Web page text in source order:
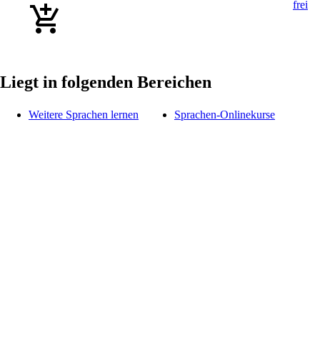
Liegt in folgenden Bereichen
Weitere Sprachen lernen Sprachen-Onlinekurse